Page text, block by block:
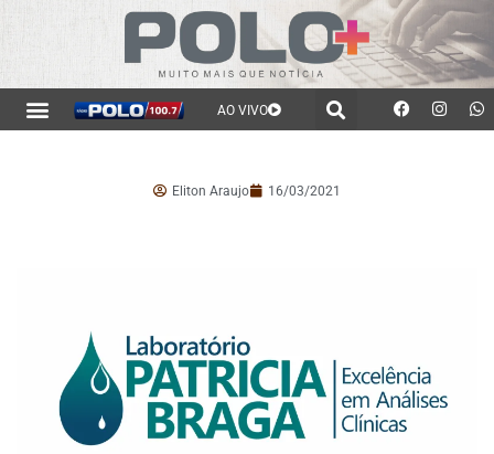
AO VIVO
Eliton Araujo 16/03/2021